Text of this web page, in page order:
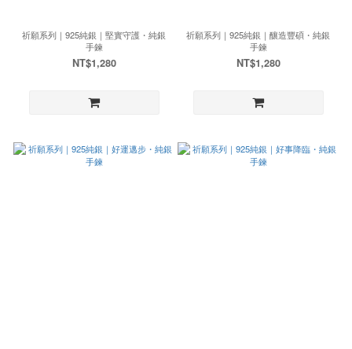
祈願系列｜925純銀｜堅實守護・純銀
手鍊
NT$1,280
祈願系列｜925純銀｜釀造豐碩・純銀
手鍊
NT$1,280